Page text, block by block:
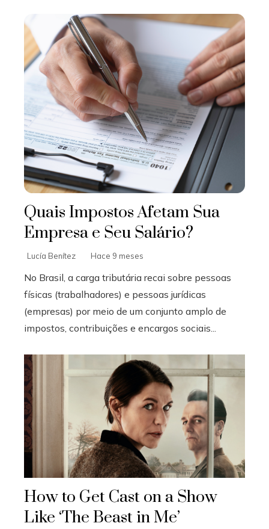
Quais Impostos Afetam Sua
Empresa e Seu Salário?
Lucía Benítez Hace 9 meses
No Brasil, a carga tributária recai sobre pessoas
físicas (trabalhadores) e pessoas jurídicas
(empresas) por meio de um conjunto amplo de
impostos, contribuições e encargos sociais...
How to Get Cast on a Show
Like ‘The Beast in Me’